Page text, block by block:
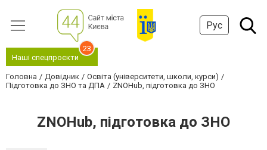
Рус
Наші спецпроєкти
23
Головна Довідник
Освіта (університети, школи, курси)
Підготовка до ЗНО та ДПА
ZNOHub, підготовка до ЗНО
ZNOHub, підготовка до ЗНО